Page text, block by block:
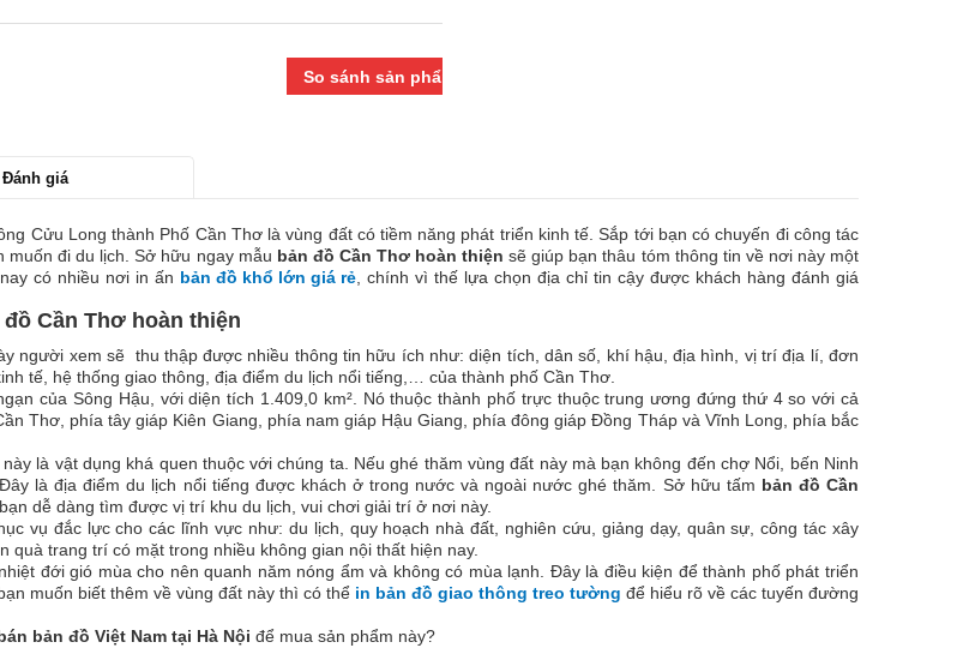
So sánh sản phẩm
Đánh giá
Cửu Long thành Phố Cần Thơ là vùng đất có tiềm năng phát triển kinh tế. Sắp tới bạn có chuyến đi công tác
muốn đi du lịch. Sở hữu ngay mẫu bản đồ Cần Thơ hoàn thiệnsẽ giúp bạn thâu tóm thông tin về nơi này một
có nhiều nơi in ấn bản đồ khổ lớn giá rẻ, chính vì thế lựa chọn địa chỉ tin cậy được khách hàng đánh giá
Cần Thơ hoàn thiện
người xem sẽ thu thập được nhiều thông tin hữu ích như: diện tích, dân số, khí hậu, địa hình, vị trí địa lí, đơn
tế, hệ thống giao thông, địa điểm du lịch nổi tiếng,… của thành phố Cần Thơ.
của Sông Hậu, với diện tích 1.409,0 km². Nó thuộc thành phố trực thuộc trung ương đứng thứ 4 so với cả
Thơ, phía tây giáp Kiên Giang, phía nam giáp Hậu Giang, phía đông giáp Đồng Tháp và Vĩnh Long, phía bắc
này là vật dụng khá quen thuộc với chúng ta. Nếu ghé thăm vùng đất này mà bạn không đến chợ Nổi, bến Ninh
là địa điểm du lịch nổi tiếng được khách ở trong nước và ngoài nước ghé thăm. Sở hữu tấm bản đồ Cần
dễ dàng tìm được vị trí khu du lịch, vui chơi giải trí ở nơi này.
vụ đắc lực cho các lĩnh vực như: du lịch, quy hoạch nhà đất, nghiên cứu, giảng dạy, quân sự, công tác xây
quà trang trí có mặt trong nhiều không gian nội thất hiện nay.
đới gió mùa cho nên quanh năm nóng ẩm và không có mùa lạnh. Đây là điều kiện để thành phố phát triển
muốn biết thêm về vùng đất này thì có thể in bản đồ giao thông treo tường để hiểu rõ về các tuyến đường
bản đồ Việt Nam tại Hà Nội để mua sản phẩm này?